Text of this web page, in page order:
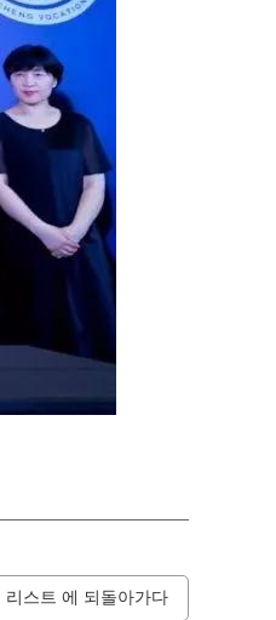
리스트 에 되돌아가다